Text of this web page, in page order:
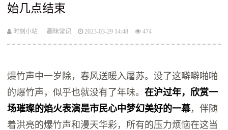
始几点结束
时刻小站 趣味常识 2023-03-29 14:48 474
爆竹声中一岁除，春风送暖入屠苏。没了这噼噼啪啪
的爆竹声，似乎也就没有了年味。在沪过年，欣赏一
场璀璨的焰火表演是市民心中梦幻美好的一幕，伴随
着洪亮的爆竹声和漫天华彩，所有的压力烦恼在这当